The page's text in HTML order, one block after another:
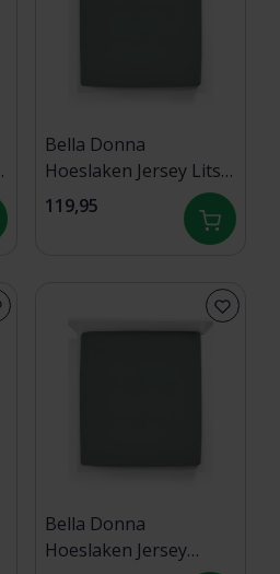
Bella Donna
Hoeslaken Jersey Lits-
Jumeaux vintage groen
119,95
Bella Donna
Hoeslaken Jersey